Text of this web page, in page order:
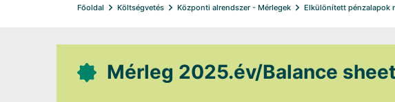
Főoldal Költségvetés Központi alrendszer - Mérlegek Elkülönített pénzalapok
Mérleg 2025.év/Balance